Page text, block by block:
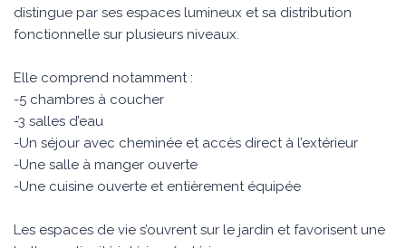
distingue par ses espaces lumineux et sa distribution
fonctionnelle sur plusieurs niveaux.
Elle comprend notamment :
-5 chambres à coucher
-3 salles d’eau
-Un séjour avec cheminée et accès direct à l’extérieur
-Une salle à manger ouverte
-Une cuisine ouverte et entièrement équipée
Les espaces de vie s’ouvrent sur le jardin et favorisent une